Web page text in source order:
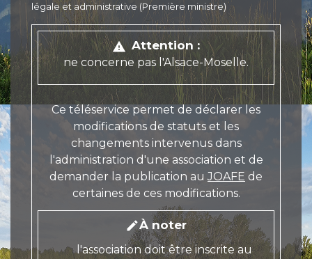
légale et administrative (Première ministre)
warning Attention :
ne concerne pas l'Alsace-Moselle.
Ce téléservice permet de déclarer les
modifications de statuts et les
changements intervenus dans
l'administration d'une association et de
demander la publication auJOAFE de
certaines de ces modifications.
editÀ noter
l'association doit être inscrite au